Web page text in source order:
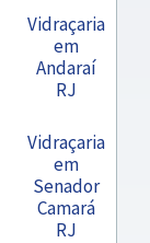
Vidraçaria
em
Andaraí
RJ
Vidraçaria
em
Senador
Camará
RJ